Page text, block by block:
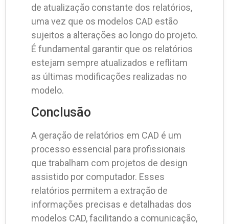
de atualização constante dos relatórios,
uma vez que os modelos CAD estão
sujeitos a alterações ao longo do projeto.
É fundamental garantir que os relatórios
estejam sempre atualizados e reflitam
as últimas modificações realizadas no
modelo.
Conclusão
A geração de relatórios em CAD é um
processo essencial para profissionais
que trabalham com projetos de design
assistido por computador. Esses
relatórios permitem a extração de
informações precisas e detalhadas dos
modelos CAD, facilitando a comunicação,